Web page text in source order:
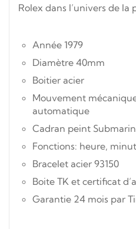
Rolex dans l’univers de la
Année 1979
Diamètre 40mm
Boitier acier
Mouvement
automatique
Cadran peint
Fonctions: heure,
Bracelet acier 93150
Boite TK et certificat
Garantie 24 mois par